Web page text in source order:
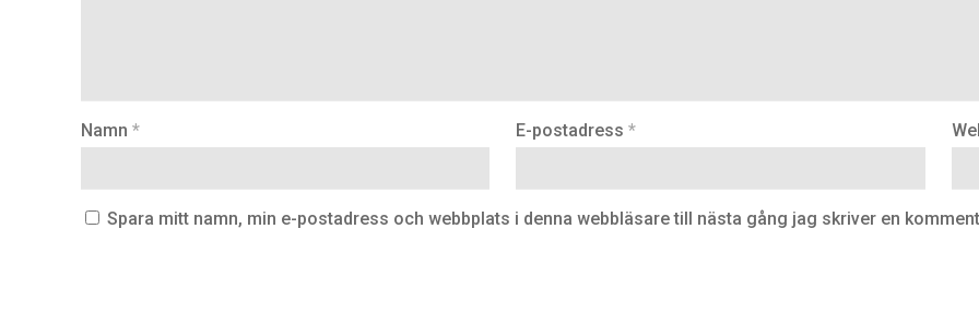
Namn * E-postadress*
Spara mitt namn, min e-postadress och webbplats i denna webbläsare till nästa gång jag skriver en